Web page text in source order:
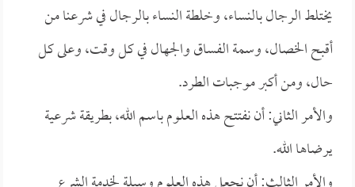
يختلط الرجال بالنساء، وخلطة النساء بالرجال في شرعنا من
أقبح الخصال، وسمة الفساق والجهال في كل وقت، وعلى كل
حال، ومن أكبر موجبات الطرد.
والأمر الثاني: أن نفتتح هذه العلوم باسم الله، بطريقة شرعية
يرضاها الله.